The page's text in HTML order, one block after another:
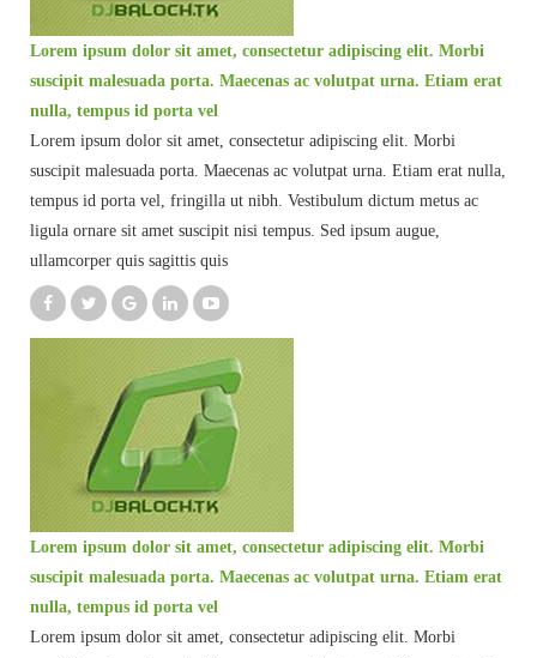
Lorem ipsum dolor sit amet, consectetur adipiscing elit. Morbi
suscipit malesuada porta. Maecenas ac volutpat urna. Etiam erat
nulla, tempus id porta vel
Lorem ipsum dolor sit amet, consectetur adipiscing elit. Morbi
suscipit malesuada porta. Maecenas ac volutpat urna. Etiam erat nulla,
tempus id porta vel, fringilla ut nibh. Vestibulum dictum metus ac
ligula ornare sit amet suscipit nisi tempus. Sed ipsum augue,
ullamcorper quis sagittis quis
Lorem ipsum dolor sit amet, consectetur adipiscing elit. Morbi
suscipit malesuada porta. Maecenas ac volutpat urna. Etiam erat
nulla, tempus id porta vel
Lorem ipsum dolor sit amet, consectetur adipiscing elit. Morbi